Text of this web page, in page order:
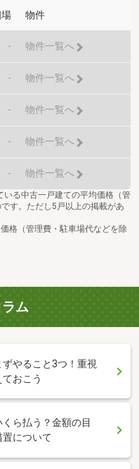
物件
- 物件一覧へ
- 物件一覧へ
- 物件一覧へ
- 物件一覧へ
- 物件一覧へ
る中古一戸建ての平均価格（管
す。ただし5戸以上の掲載があ
格（管理費・駐車場代などを除
ム
やること3つ！重視
おこう
ら払う？金額の目
について